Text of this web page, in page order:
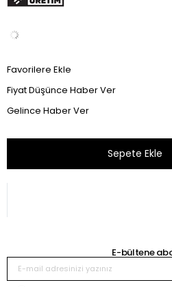
Favorilere Ekle
Fiyat Düşünce Haber Ver
Gelince Haber Ver
Bu ürünü son 24 saat
E-bültene